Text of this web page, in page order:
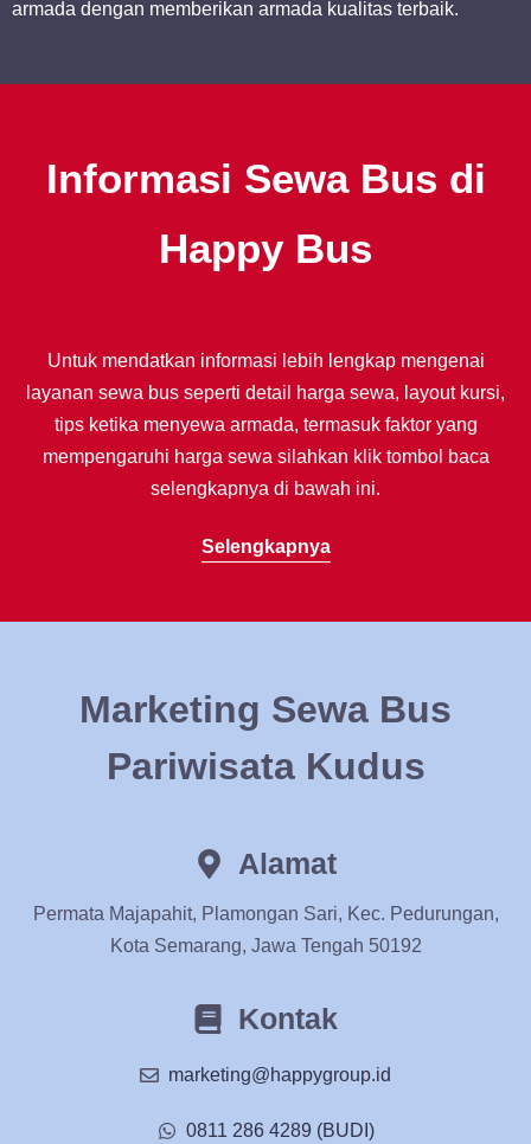
armada dengan memberikan armada kualitas terbaik.
Informasi Sewa Bus di
Happy Bus
Untuk mendatkan informasi lebih lengkap mengenai
layanan sewa bus seperti detail harga sewa, layout kursi,
tips ketika menyewa armada, termasuk faktor yang
mempengaruhi harga sewa silahkan klik tombol baca
selengkapnya di bawah ini.
Selengkapnya
Marketing Sewa Bus
Pariwisata Kudus
Alamat
Permata Majapahit, Plamongan Sari, Kec. Pedurungan,
Kota Semarang, Jawa Tengah 50192
Kontak
marketing@happygroup.id
0811 286 4289 (BUDI)